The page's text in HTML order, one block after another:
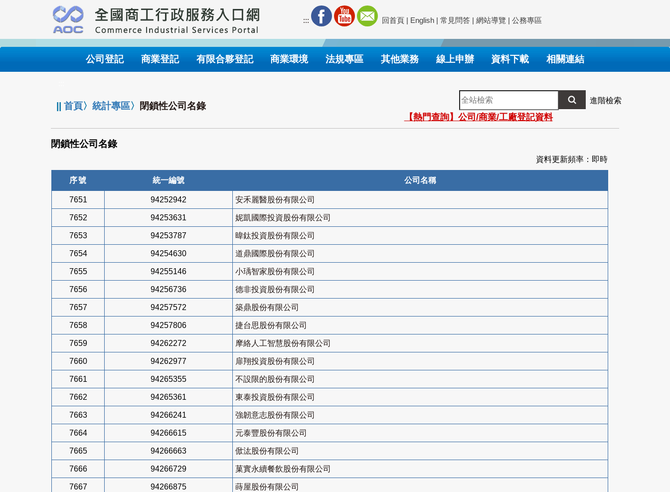
要
內
::: 回首頁 | English | 常見問答 | 網站導覽 | 公務專區
公司登記 商業登記 有限合夥登記 商業環境 法規專區 其他業務 線上申辦 資料下載 相關連結
||首頁〉統計專區〉 閉鎖性公司名錄
全
站
檢
索
進階檢索
【熱門查詢】公司/商業/工廠登記資料
閉鎖性公司名錄
資料更新頻率：即時
序號 統一編號 公司名稱
7651 94252942 安禾麗醫股份有限公司
7652 94253631 妮凱國際投資股份有限公司
7653 94253787 暐鈦投資股份有限公司
7654 94254630 道鼎國際股份有限公司
7655 94255146 小瑀智家股份有限公司
7656 94256736 德非投資股份有限公司
7657 94257572 築鼎股份有限公司
7658 94257806 捷台思股份有限公司
7659 94262272 摩絡人工智慧股份有限公司
7660 94262977 扉翔投資股份有限公司
7661 94265355 不設限的股份有限公司
7662 94265361 東泰投資股份有限公司
7663 94266241 強韌意志股份有限公司
7664 94266615 元泰豐股份有限公司
7665 94266663 俽汯股份有限公司
7666 94266729 菓實永續餐飲股份有限公司
7667 94266875 蒔屋股份有限公司